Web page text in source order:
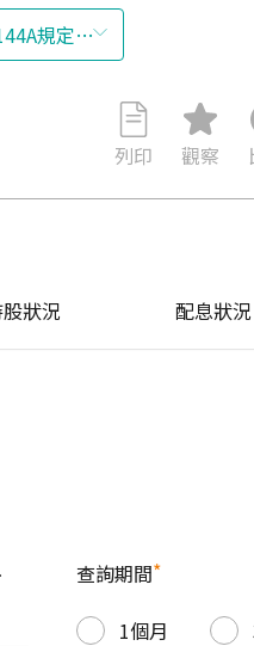
列印 觀察
狀況 配息狀況
查詢期間*
1個月